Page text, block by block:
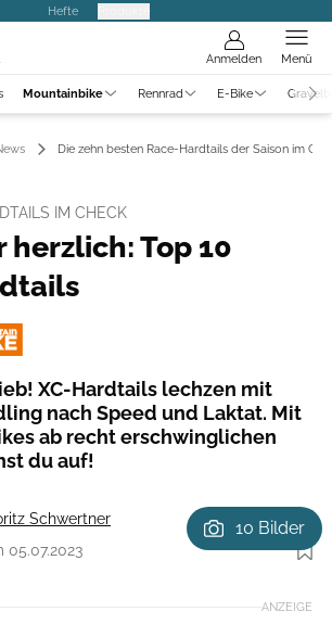
Hefte
Anmelden Menü
Mountainbike Rennrad E-Bike
Die zehn besten Race-Hardtails der Saison im
IM CHECK
herzlich: Top 10
XC-Hardtails lechzen mit
nach Speed und Laktat. Mit
ab recht erschwinglichen
du auf!
Schwertner
Foto: SYSTEM
10 Bilder
ANZEIGE